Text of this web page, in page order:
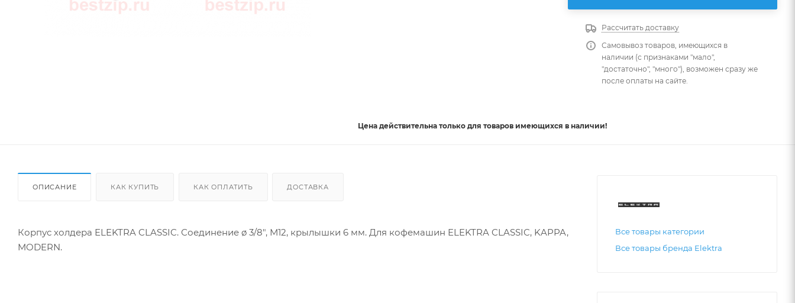
Рассчитать доставку
Самовывоз товаров, имеющихся в
наличии (с признаками "мало",
"достаточно", "много"), возможен сразу же
после оплаты на сайте.
Цена действительна только для товаров имеющихся в наличии!
ОПИСАНИЕ КАК КУПИТЬ КАК ОПЛАТИТЬ ДОСТАВКА
Корпус холдера ELEKTRA CLASSIC. Соединение ø 3/8", М12, крылышки 6 мм. Для кофемашин ELEKTRA CLASSIC, KAPPA,
MODERN.
Все товары категории
Все товары бренда Elektra